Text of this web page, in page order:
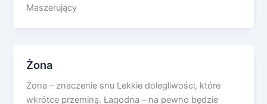
Maszerujący
Żona
Żona – znaczenie snu Lekkie dolegliwości, które
wkrótce przeminą. Łagodna – na pewno będzie